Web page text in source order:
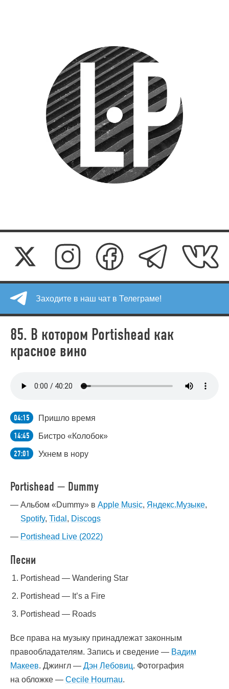
Заходите в наш чат в Телеграме!
85. В котором Portishead как
красное вино
04:15 Пришло время
14:45 Бистро «Колобок»
27:01 Ухнем в нору
Portishead — Dummy
Альбом «Dummy» в Apple Music, Яндекс.Музыке,
Spotify, Tidal , Discogs
Portishead Live (2022)
Песни
Portishead — Wandering Star
Portishead — It’s a Fire
Portishead — Roads
Все права на музыку принадлежат законным
правообладателям. Запись и сведение — Вадим
Макеев. Джингл — Дэн Лебовиц. Фотография
на обложке — Cecile Hournau.